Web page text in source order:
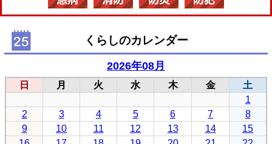
くらしのカレンダー